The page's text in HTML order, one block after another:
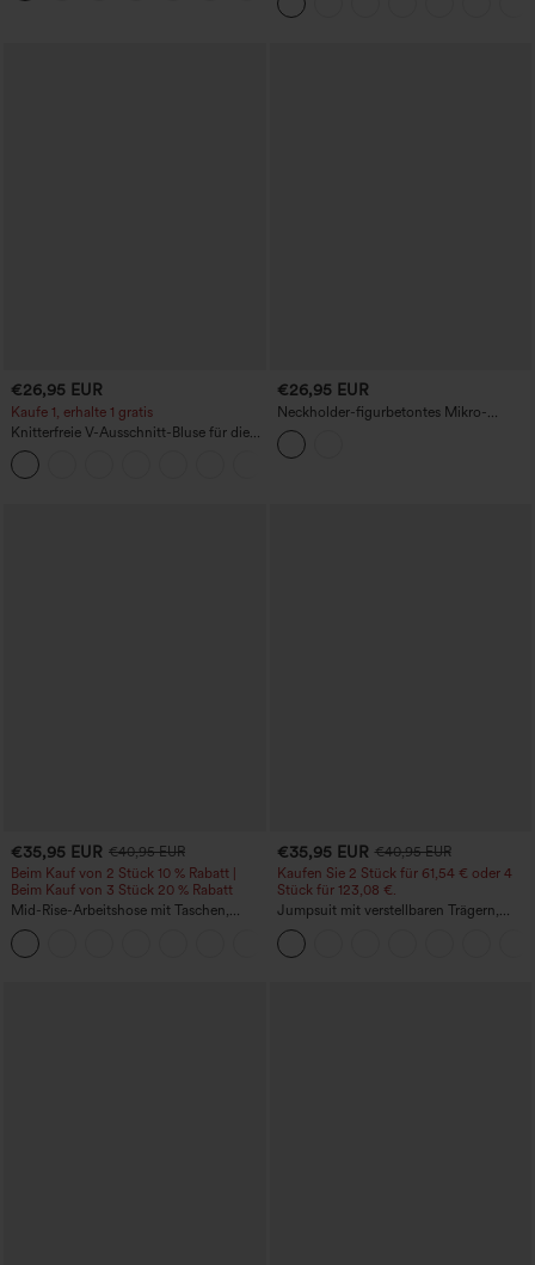
formende Passform
längere Länge
€26,95 EUR
Kaufe 1, erhalte 1 gratis
Knitterfreie V-Ausschnitt-Bluse für die
Arbeit, kurzärmelig und oversized
€26,95 EUR
Neckholder-figurbetontes Mikro-
Minikleid
€35,95 EUR €40,95 EUR
Beim Kauf von 2 Stück 10 % Rabatt |
Beim Kauf von 3 Stück 20 % Rabatt
Mid-Rise-Arbeitshose mit Taschen,
Barrel-Leg und weiter Passform
€35,95 EUR €40,95 EUR
Kaufen Sie 2 Stück für 61,54 € oder 4
Stück für 123,08 €.
Jumpsuit mit verstellbaren Trägern,
gerafftem Detail, weitem Bein und
meliertem Stoff, lässig, mit Taschen -
Easy Peezy